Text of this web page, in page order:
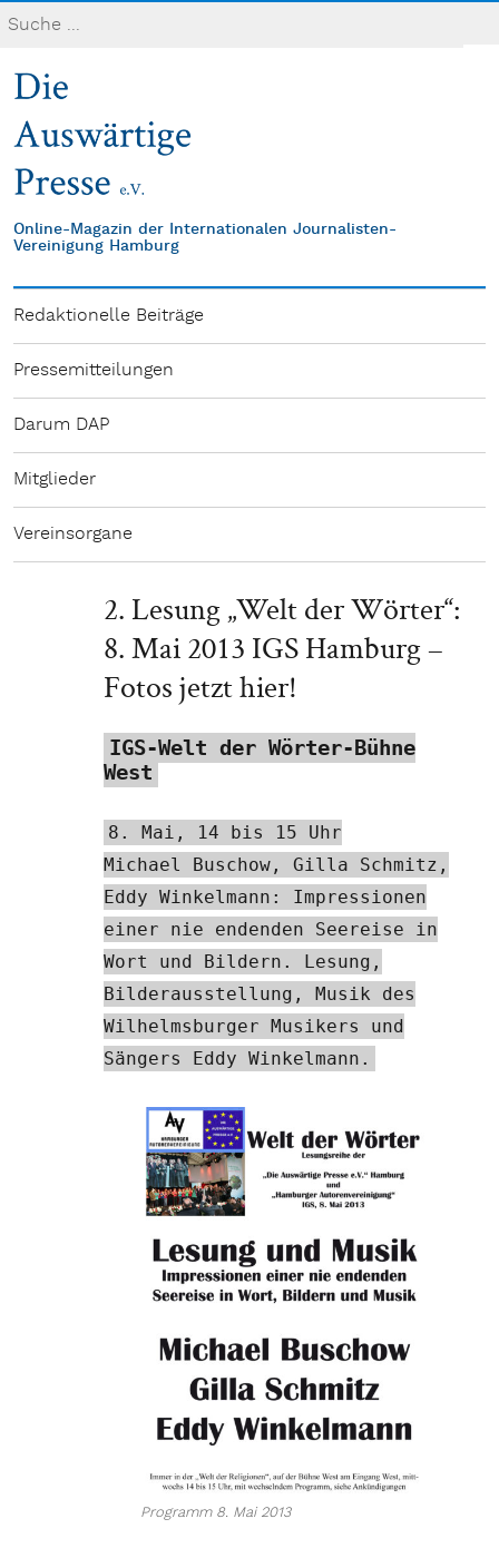
Online-Magazin der Internationalen Journalisten-
Vereinigung Hamburg
Redaktionelle Beiträge
Pressemitteilungen
Darum DAP
Mitglieder
Vereinsorgane
2. Lesung „Welt der Wörter“:
8. Mai 2013 IGS Hamburg –
Fotos jetzt hier!
IGS-Welt der Wörter-Bühne
West
8. Mai, 14 bis 15 Uhr
Michael Buschow, Gilla Schmitz,
Eddy Winkelmann: Impressionen
einer nie endenden Seereise in
Wort und Bildern. Lesung,
Bilderausstellung, Musik des
Wilhelmsburger Musikers und
Sängers Eddy Winkelmann.
Programm 8. Mai 2013